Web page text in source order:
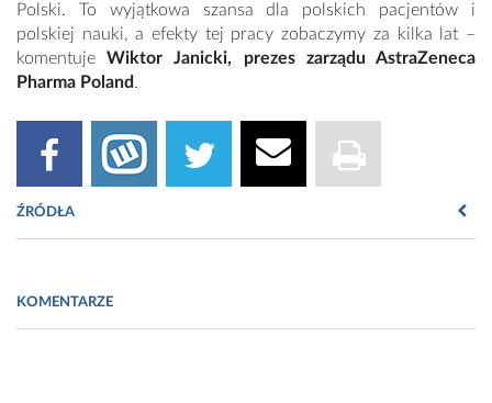
Polski. To wyjątkowa szansa dla polskich pacjentów i
polskiej nauki, a efekty tej pracy zobaczymy za kilka lat –
komentujeWiktor Janicki, prezes zarządu AstraZeneca
Pharma Poland.
ŹRÓDŁA
zdrowie-1572978/
KOMENTARZE